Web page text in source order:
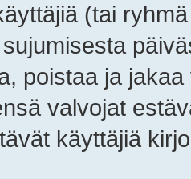
(tai
poistaa ja
valvojat
käyttäjiä